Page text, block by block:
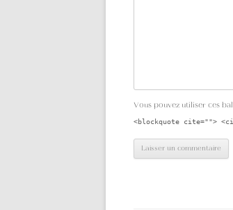
Vous pouvez utiliser ces
<blockquote cite="">